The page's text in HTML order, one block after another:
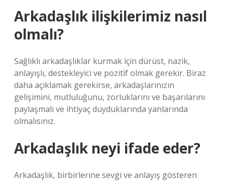
Arkadaşlık ilişkilerimiz nasıl
olmalı?
Sağlıklı arkadaşlıklar kurmak için dürüst, nazik,
anlayışlı, destekleyici ve pozitif olmak gerekir. Biraz
daha açıklamak gerekirse, arkadaşlarınızın
gelişimini, mutluluğunu, zorluklarını ve başarılarını
paylaşmalı ve ihtiyaç duyduklarında yanlarında
olmalısınız.
Arkadaşlık neyi ifade eder?
Arkadaşlık, birbirlerine sevgi ve anlayış gösteren